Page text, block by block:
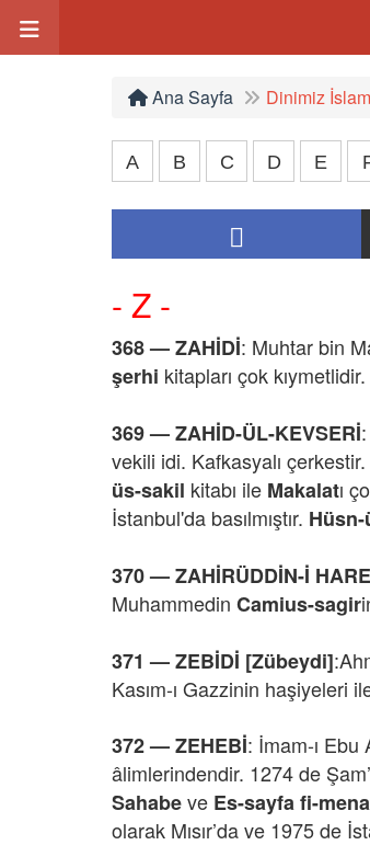
Ana Sayfa Dinimiz İslam
A B C D E
- Z -
368 — ZAHİDİ: Muhtar bin
şerhi kitapları çok kıymetlidir.
369 —ZAHİD-ÜL-KEVSERİ
vekili idi. Kafkasyalı
üs-sakil kitabı ile Makalatı
İstanbul'da basılmıştır.
370 —ZAHİRÜDDİN-İ
Muhammedin Camius-sagir
371 — ZEBİDİ [Zübeydi]
Kasım-ı Gazzinin haşiyeleri
372 —ZEHEBİ: İmam-ı
âlimlerindendir. 1274 de
Sahabeve Es-sayfa fi-
olarak Mısır’da ve 1975 de